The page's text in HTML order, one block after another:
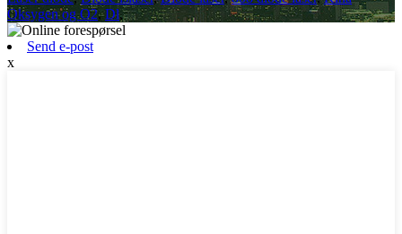
Oksygen og O2,Dl,
Send e-post
x